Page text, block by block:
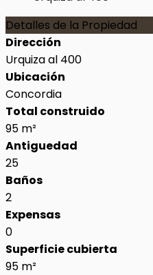
Detalles de la Propiedad
Dirección
Urquiza al 400
Ubicación
Concordia
Total construido
95 m²
Antiguedad
25
Baños
2
Expensas
0
Superficie cubierta
95 m²